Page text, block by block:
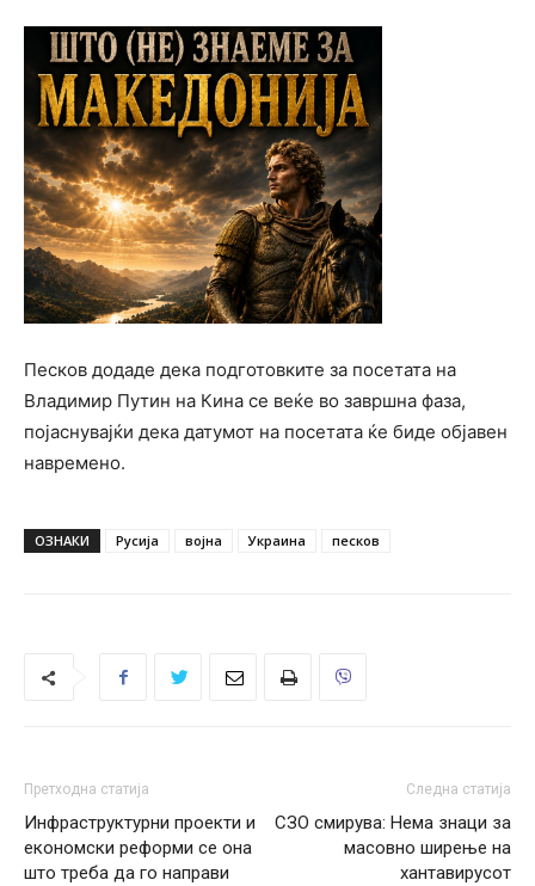
Песков додаде дека подготовките за посетата на
Владимир Путин на Кина се веќе во завршна фаза,
појаснувајќи дека датумот на посетата ќе биде објавен
навремено.
ОЗНАКИ Русија војна Украина песков
Претходна статија
Инфраструктурни проекти и
економски реформи се она
што треба да го направи
Следна статија
СЗО смирува: Нема знаци за
масовно ширење на
хантавирусот